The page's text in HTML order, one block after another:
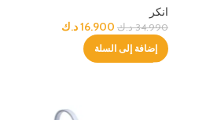
انكر
34.990 د.ك 16.900د.ك
إضافة إلى السلة